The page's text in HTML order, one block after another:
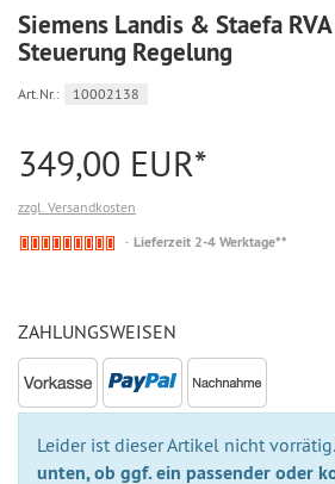
Siemens Landis & Staefa
Steuerung Regelung
Art.Nr.: 10002138
349,00 EUR*
zzgl. Versandkosten
Nicht
Lieferzeit 2-4 Werktage**
ZAHLUNGSWEISEN
Leider ist dieser Artikel nicht vorrätig.
unten, ob ggf. ein passender oder